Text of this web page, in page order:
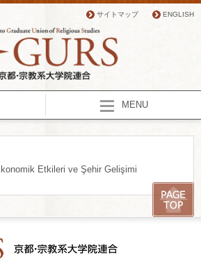
サイトマップ ENGLISH
MENU
Etkileri ve Şehir Gelişimi